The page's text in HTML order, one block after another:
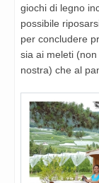
giochi di legno
possibile
per concludere
sia ai meleti
nostra) che al